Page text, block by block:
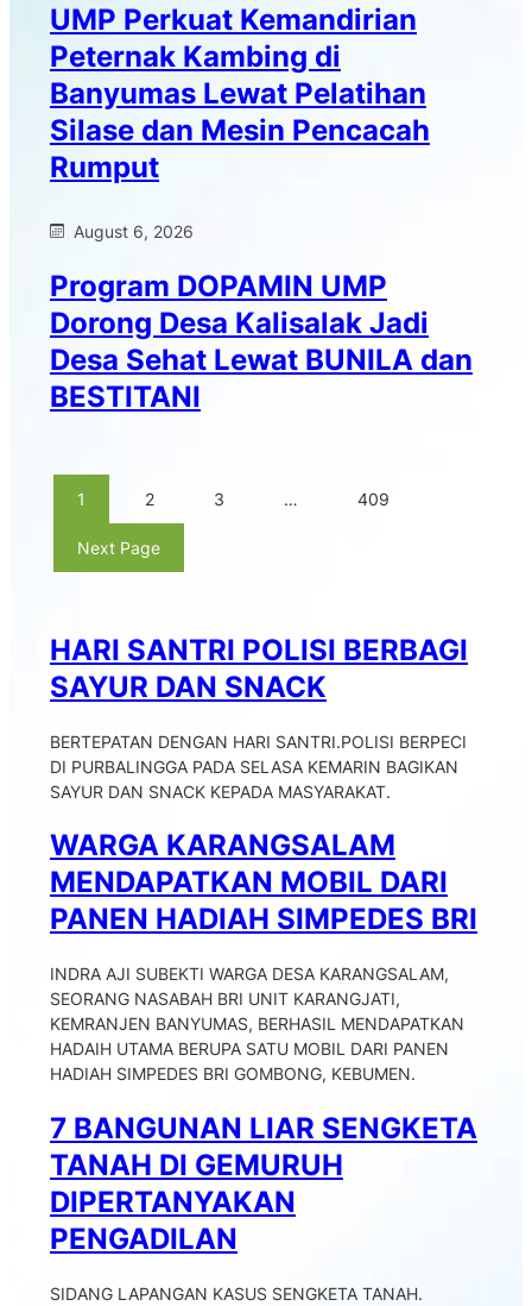
UMP Perkuat Kemandirian
Peternak Kambing di
Banyumas Lewat Pelatihan
Silase dan Mesin Pencacah
Rumput
August 6, 2026
Program DOPAMIN UMP
Dorong Desa Kalisalak Jadi
Desa Sehat Lewat BUNILA dan
BESTITANI
1 2 3 … 409
Next Page
HARI SANTRI POLISI BERBAGI
SAYUR DAN SNACK
BERTEPATAN DENGAN HARI SANTRI.POLISI BERPECI
DI PURBALINGGA PADA SELASA KEMARIN BAGIKAN
SAYUR DAN SNACK KEPADA MASYARAKAT.
WARGA KARANGSALAM
MENDAPATKAN MOBIL DARI
PANEN HADIAH SIMPEDES BRI
INDRA AJI SUBEKTI WARGA DESA KARANGSALAM,
SEORANG NASABAH BRI UNIT KARANGJATI,
KEMRANJEN BANYUMAS, BERHASIL MENDAPATKAN
HADAIH UTAMA BERUPA SATU MOBIL DARI PANEN
HADIAH SIMPEDES BRI GOMBONG, KEBUMEN.
7 BANGUNAN LIAR SENGKETA
TANAH DI GEMURUH
DIPERTANYAKAN
PENGADILAN
SIDANG LAPANGAN KASUS SENGKETA TANAH.